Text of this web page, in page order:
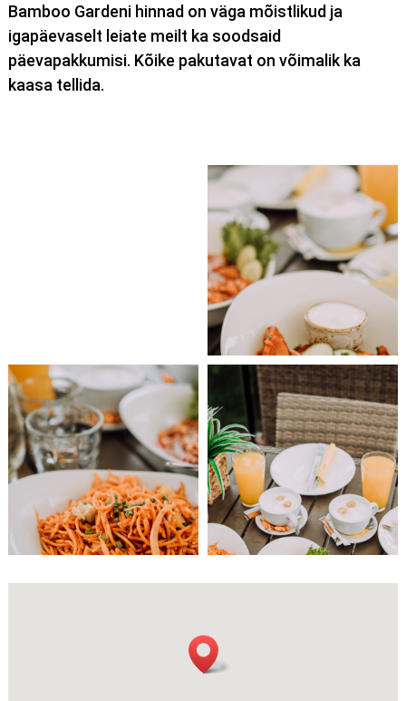
Bamboo Gardeni hinnad on väga mõistlikud ja
igapäevaselt leiate meilt ka soodsaid
päevapakkumisi. Kõike pakutavat on võimalik ka
kaasa tellida.